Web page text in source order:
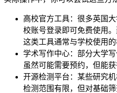
高校官方工具：很多英国
校账号登录即可免费使用
这类工具通常与学校使用
学术写作中心：部分大学
虽然可能需要预约，但能
开源检测平台：某些研究
检测范围有限，但对基础